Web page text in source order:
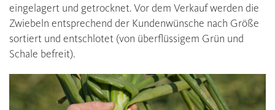
eingelagert und getrocknet. Vor dem Verkauf werden die
Zwiebeln entsprechend der Kundenwünsche nach Größe
sortiert und entschlotet (von überflüssigem Grün und
Schale befreit).